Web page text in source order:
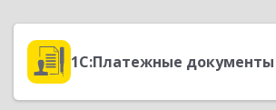
1С:Платежные документы